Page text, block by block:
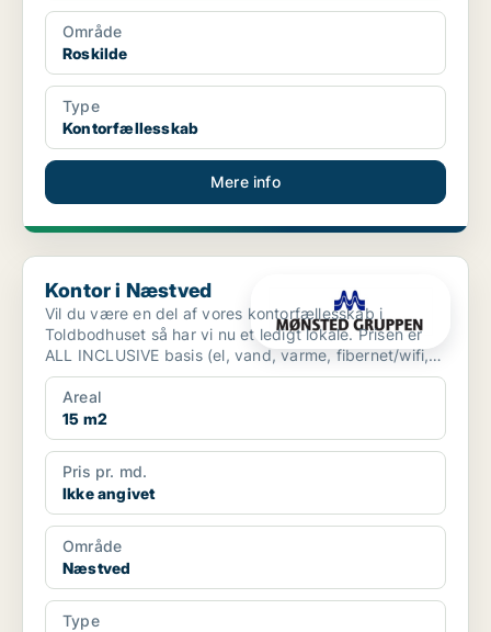
Område
Roskilde
Type
Kontorfællesskab
Mere info
Kontor i Næstved
Kontor i Næstved
Vil du være en del af vores kontorfællesskab i
Toldbodhuset så har vi nu et ledigt lokale. Prisen er
ALL INCLUSIVE basis (el, vand, varme, fibernet/wifi,
...
Areal
15 m2
Pris pr. md.
Ikke angivet
Område
Næstved
Type